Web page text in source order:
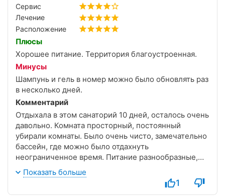
Сервис
Лечение
Расположение
Плюсы
Хорошее питание. Территория благоустроенная.
Минусы
Шампунь и гель в номер можно было обновлять раз
в несколько дней.
Комментарий
Отдыхала в этом санаторий 10 дней, осталось очень
давольно. Комната просторный, постоянный
убирали комнаты. Было очень чисто, замечательно
бассейн, где можно было отдахнуть
неограниченное время. Питание разнообразные,
блюда очень приготовление вкусно. Всё что я
брала мне очень понравилось. Особенно
национальной блюди понравился, особенно плов,
Показать больше
1